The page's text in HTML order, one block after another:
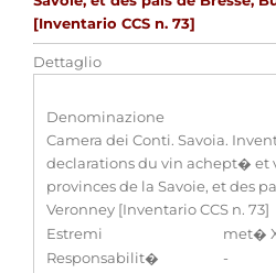
[Inventario CCS n. 73]
Dettaglio
Denominazione
Camera dei Conti. Savoia.
declarations du vin achept� et
provinces de la Savoie, et des
Veronney [Inventario CCS n. 73]
Estremi
met�
Responsabilit�
-